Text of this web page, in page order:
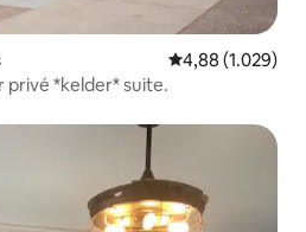
Gemiddelde
4,88 (1.029)
privé *kelder* suite.